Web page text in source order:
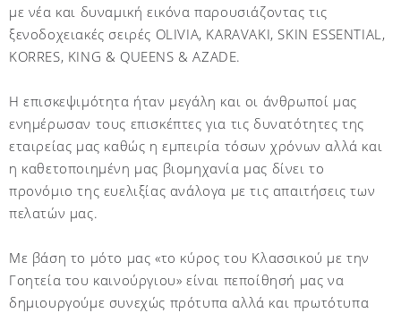
με νέα και δυναμική εικόνα παρουσιάζοντας τις
ξενοδοχειακές σειρές OLIVIA, KARAVAKI, SKIN ESSENTIAL,
KORRES, KING & QUEENS & AZADE.
Η επισκεψιμότητα ήταν μεγάλη και οι άνθρωποί μας
ενημέρωσαν τους επισκέπτες για τις δυνατότητες της
εταιρείας μας καθώς η εμπειρία τόσων χρόνων αλλά και
η καθετοποιημένη μας βιομηχανία μας δίνει το
προνόμιο της ευελιξίας ανάλογα με τις απαιτήσεις των
πελατών μας.
Με βάση το μότο μας «το κύρος του Κλασσικού με την
Γοητεία του καινούργιου» είναι πεποίθησή μας να
δημιουργούμε συνεχώς πρότυπα αλλά και πρωτότυπα